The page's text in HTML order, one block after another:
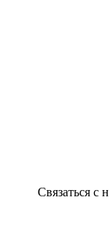
Связаться с